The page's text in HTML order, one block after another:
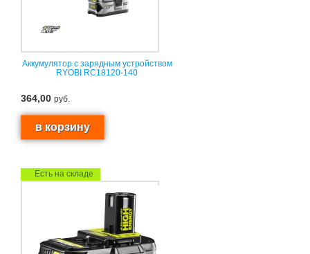
Аккумулятор с зарядным устройством
RYOBI RC18120-140
364,00 руб.
Есть на складе